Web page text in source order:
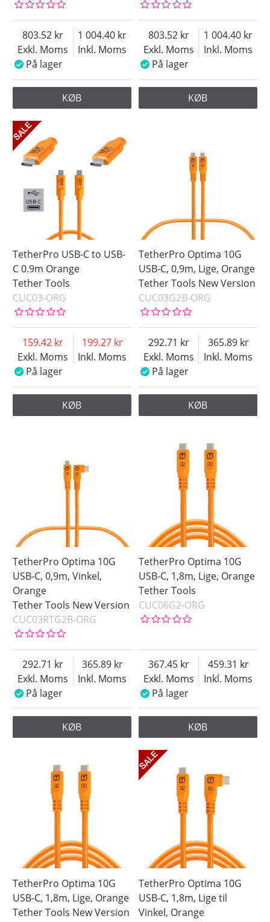
Exkl. Moms
803.52
Inkl. Moms
1 004.40
På lager
KØB
Exkl. Moms
803.52
Inkl. Moms
1 004.40
På lager
KØB
TetherPro USB-C to USB-
C 0.9m Orange
Tether Tools
CUC03-ORG
Exkl. Moms
159.42
Inkl. Moms
199.27
På lager
KØB
TetherPro Optima 10G
USB-C, 0,9m, Lige, Orange
Tether Tools New Version
CUC03G2B-ORG
Exkl. Moms
292.71
Inkl. Moms
365.89
På lager
KØB
TetherPro Optima 10G
USB-C, 0,9m, Vinkel,
Orange
Tether Tools New Version
CUC03RTG2B-ORG
Exkl. Moms
292.71
Inkl. Moms
365.89
På lager
KØB
TetherPro Optima 10G
USB-C, 1,8m, Lige, Orange
Tether Tools
CUC06G2-ORG
Exkl. Moms
367.45
Inkl. Moms
459.31
På lager
KØB
TetherPro Optima 10G
USB-C, 1,8m, Lige, Orange
Tether Tools New Version
TetherPro Optima 10G
USB-C, 1,8m, Lige til
Vinkel, Orange